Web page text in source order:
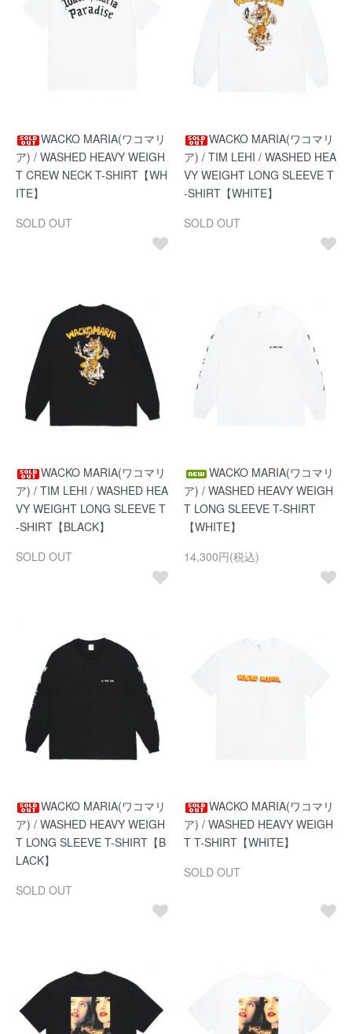
WACKO MARIA(ワコマリ
ア) / WASHED HEAVY WEIGH
T CREW NECK T-SHIRT【WH
ITE】
SOLD OUT
WACKO MARIA(ワコマリ
ア) / TIM LEHI / WASHED HEA
VY WEIGHT LONG SLEEVE T
-SHIRT【WHITE】
SOLD OUT
WACKO MARIA(ワコマリ
ア) / TIM LEHI / WASHED HEA
VY WEIGHT LONG SLEEVE T
-SHIRT【BLACK】
SOLD OUT
WACKO MARIA(ワコマリ
ア) / WASHED HEAVY WEIGH
T LONG SLEEVE T-SHIRT
【WHITE】
14,300円(税込)
WACKO MARIA(ワコマリ
ア) / WASHED HEAVY WEIGH
T LONG SLEEVE T-SHIRT【B
LACK】
SOLD OUT
WACKO MARIA(ワコマリ
ア) / WASHED HEAVY WEIGH
T T-SHIRT【WHITE】
SOLD OUT